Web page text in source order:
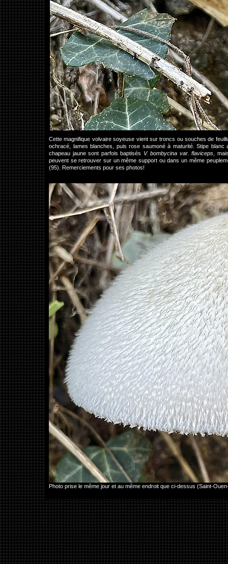
Cette magnifique volvaire soyeuse vient sur troncs ou souches de
ochracé, lames blanches, puis rose saumoné à maturité. Stipe
chapeau jaune sont parfois baptisés V. bombycina var. flaviceps ,
peuvent se retrouver sur un même support ou dans un même
(95). Remerciements pour ses photos!
Photo prise le même jour et au même endroit que ci-dessus (Saint-